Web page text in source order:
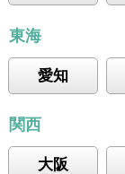
東海
愛知
関西
大阪